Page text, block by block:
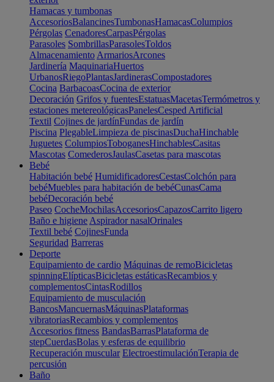
Hamacas y tumbonas
AccesoriosBalancinesTumbonasHamacasColumpios
Pérgolas CenadoresCarpasPérgolas
Parasoles SombrillasParasolesToldos
Almacenamiento ArmariosArcones
Jardinería MaquinariaHuertos
UrbanosRiegoPlantasJardinerasCompostadores
Cocina BarbacoasCocina de exterior
Decoración Grifos y fuentesEstatuasMacetasTermómetros y
estaciones metereológicasPanelesCesped Artificial
Textil Cojines de jardínFundas de jardín
Piscina PlegableLimpieza de piscinasDuchaHinchable
Juguetes ColumpiosToboganesHinchablesCasitas
Mascotas ComederosJaulasCasetas para mascotas
Bebé
Habitación bebé HumidificadoresCestasColchón para
bebéMuebles para habitación de bebéCunasCama
bebéDecoración bebé
Paseo CocheMochilasAccesoriosCapazosCarrito ligero
Baño e higiene Aspirador nasalOrinales
Textil bebé CojinesFunda
Seguridad Barreras
Deporte
Equipamiento de cardio Máquinas de remoBicicletas
spinningElípticasBicicletas estáticasRecambios y
complementosCintasRodillos
Equipamiento de musculación
BancosMancuernasMáquinasPlataformas
vibratoriasRecambios y complementos
Accesorios fitness BandasBarrasPlataforma de
stepCuerdasBolas y esferas de equilibrio
Recuperación muscular ElectroestimulaciónTerapia de
percusión
Baño